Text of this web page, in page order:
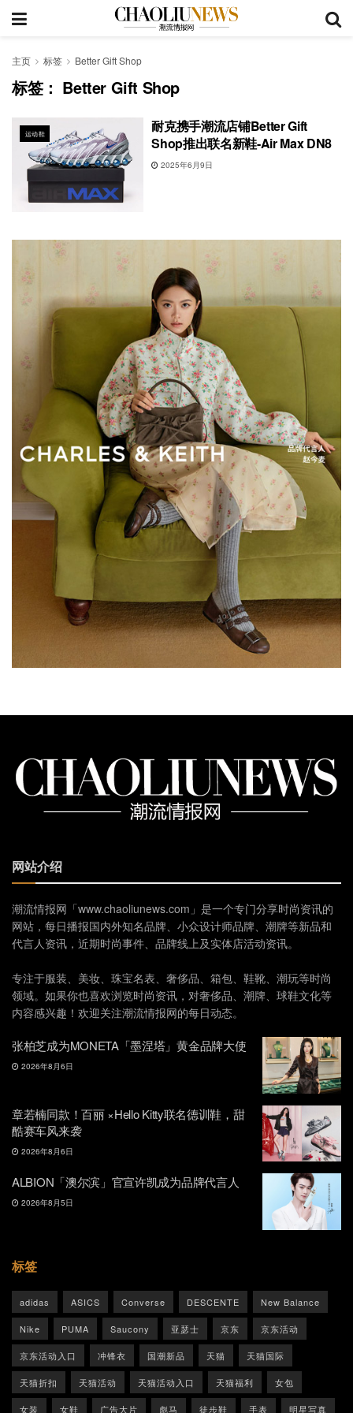
主页 标签 Better Gift Shop
标签： Better Gift Shop
运动鞋
耐克携手潮流店铺Better Gift
Shop推出联名新鞋-Air Max DN8
2025年6月9日
网站介绍
潮流情报网「www.chaoliunews.com」是一个专门分享时尚资讯的
网站，每日播报国内外知名品牌、小众设计师品牌、潮牌等新品和
代言人资讯，近期时尚事件、品牌线上及实体店活动资讯。
专注于服装、美妆、珠宝名表、奢侈品、箱包、鞋靴、潮玩等时尚
领域。如果你也喜欢浏览时尚资讯，对奢侈品、潮牌、球鞋文化等
内容感兴趣！欢迎关注潮流情报网的每日动态。
张柏芝成为MONETA「墨涅塔」黄金品牌大使
2026年8月6日
章若楠同款！百丽 ×Hello Kitty联名德训鞋，甜
酷赛车风来袭
2026年8月6日
ALBION「澳尔滨」官宣许凯成为品牌代言人
2026年8月5日
标签
adidas ASICS Converse DESCENTE New Balance
Nike PUMA Saucony 亚瑟士 京东 京东活动
京东活动入口 冲锋衣 国潮新品 天猫 天猫国际
天猫折扣 天猫活动 天猫活动入口 天猫福利 女包
女装 女鞋 广告大片 彪马 徒步鞋 手表 明星写真